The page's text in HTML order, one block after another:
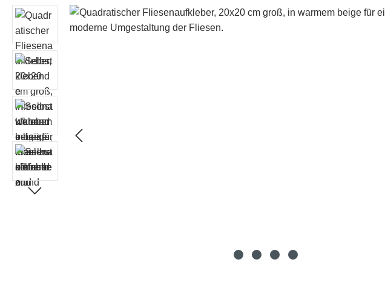
Bildergalerie überspringen